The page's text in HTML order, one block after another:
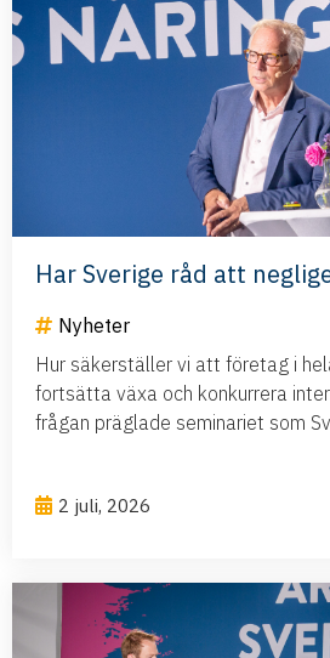
Har Sverige råd att
Nyheter
Hur säkerställer vi att företag i
fortsätta växa och konkurrera
frågan präglade seminariet som
2 juli, 2026